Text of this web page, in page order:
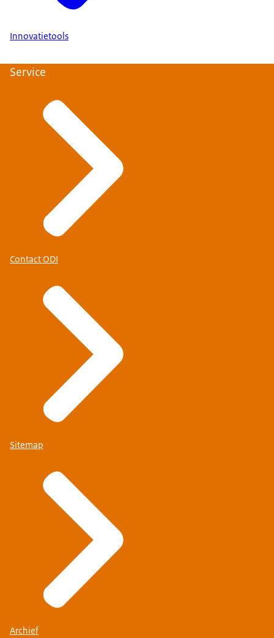
Innovatietools
Service
Contact ODI
Sitemap
Archief